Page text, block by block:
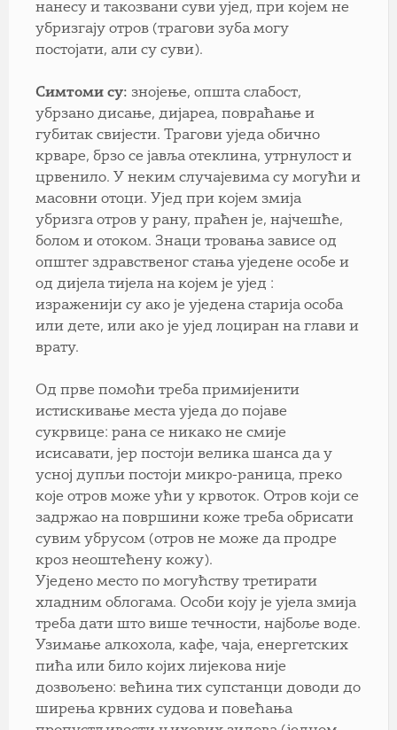
нанесу и такозвани суви ујед, при којем не
убризгају отров (трагови зуба могу
постојати, али су суви).
Симтоми су: знојење, општа слабост,
убрзано дисање, дијареа, повраћање и
губитак свијести. Трагови уједа обично
крваре, брзо се јавља отеклина, утрнулост и
црвенило. У неким случајевима су могући и
масовни отоци. Ујед при којем змија
убризга отров у рану, праћен је, најчешће,
болом и отоком. Знаци тровања зависе од
општег здравственог стања уједене особе и
од дијела тијела на којем је ујед :
израженији су ако је уједена старија особа
или дете, или ако је ујед лоциран на глави и
врату.
Од прве помоћи треба примијенити
истискивање места уједа до појаве
сукрвице: рана се никако не смије
исисавати, јер постоји велика шанса да у
усној дупљи постоји микро-раница, преко
које отров може ући у крвоток. Отров који се
задржао на површини коже треба обрисати
сувим убрусом (отров не може да продре
кроз неоштећену кожу).
Уједено место по могућству третирати
хладним облогама. Особи коју је ујела змија
треба дати што више течности, најбоље воде.
Узимање алкохола, кафе, чаја, енергетских
пића или било којих лијекова није
дозвољено: већина тих супстанци доводи до
ширења крвних судова и повећања